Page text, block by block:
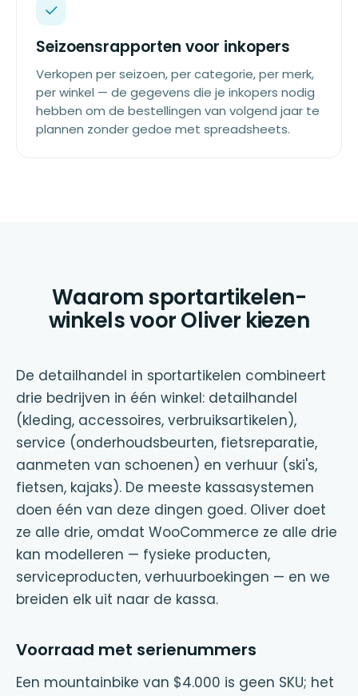
Seizoensrapporten voor inkopers
Verkopen per seizoen, per categorie, per merk,
per winkel — de gegevens die je inkopers nodig
hebben om de bestellingen van volgend jaar te
plannen zonder gedoe met spreadsheets.
Waarom sportartikelen-
winkels voor Oliver kiezen
De detailhandel in sportartikelen combineert
drie bedrijven in één winkel: detailhandel
(kleding, accessoires, verbruiksartikelen),
service (onderhoudsbeurten, fietsreparatie,
aanmeten van schoenen) en verhuur (ski's,
fietsen, kajaks). De meeste kassasystemen
doen één van deze dingen goed. Oliver doet
ze alle drie, omdat WooCommerce ze alle drie
kan modelleren — fysieke producten,
serviceproducten, verhuurboekingen — en we
breiden elk uit naar de kassa.
Voorraad met serienummers
Een mountainbike van $4.000 is geen SKU; het